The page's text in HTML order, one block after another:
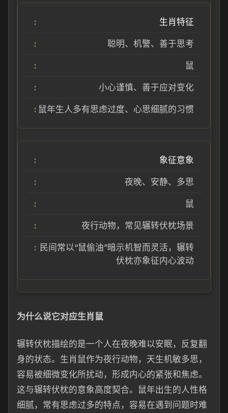
生肖特征
聪明、机警、善于思考
鼠
小心谨慎、善于应对变化
鼠年生人多有思虑过度、心思细腻的习惯
象征意象
夜晚、安静、多思
鼠
夜行动物，常见辗转伏枕场景
民间常以“鼠偷油”暗示机智而灵活，辗转
伏枕亦象征内心波动
为什么说它对应生肖鼠
辗转伏枕描绘的是一个人在夜晚难以安眠，反复翻
身的状态。生肖鼠作为夜行动物，天生机敏多思，
容易被细微变化所扰动，形成内心的紧张和焦虑。
这与辗转伏枕的意象高度契合。鼠年出生的人性格
细腻，常有思虑过多的特点，容易在遇到问题时难